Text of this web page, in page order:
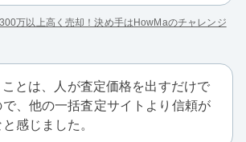
万以上高く売却！決め手はHowMaのチャレンジ
とは、人が査定価格を出すだけで
で、他の一括査定サイトより信頼が
感じました。